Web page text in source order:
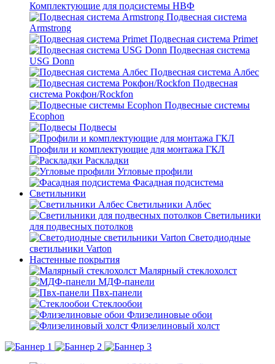
Комплектующие для подсистемы НВФ
Подвесная система
Armstrong
Подвесная система Primet
Подвесная система
USG Donn
Подвесная система Албес
Подвесная
система Рокфон/Rockfon
Подвесные системы
Ecophon
Подвесы
Профили и комплектующие для монтажа ГКЛ
Раскладки
Угловые профили
Фасадная подсистема
Светильники
Светильники Албес
Светильники
для подвесных потолков
Светодиодные
светильники Varton
Настенные покрытия
Малярный стеклохолст
МДФ-панели
Пвх-панели
Стеклообои
Флизелиновые обои
Флизелиновый холст